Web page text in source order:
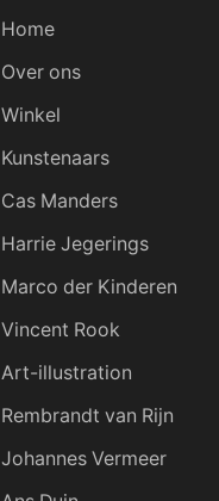
Home
Over ons
Winkel
Kunstenaars
Cas Manders
Harrie Jegerings
Marco der Kinderen
Vincent Rook
Art-illustration
Rembrandt van Rijn
Johannes Vermeer